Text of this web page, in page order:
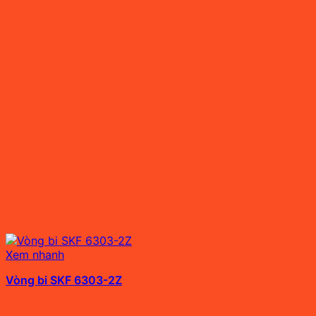
Xem nhanh
Vòng bi SKF 6303-2Z